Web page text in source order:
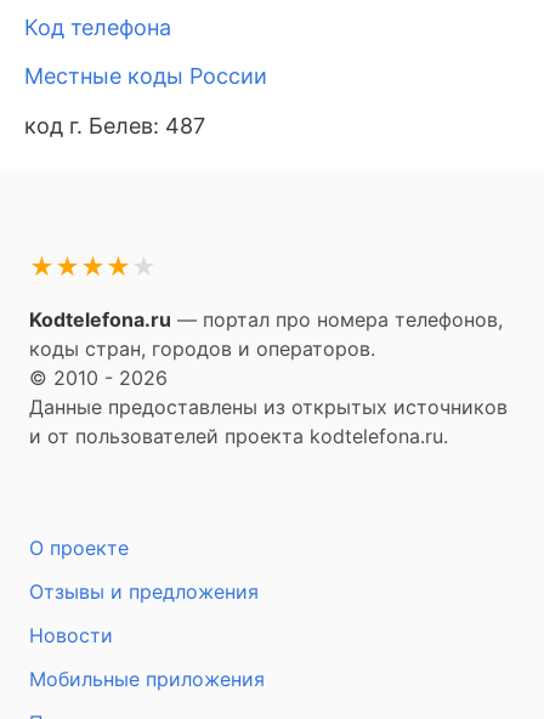
Код телефона
Местные коды России
код г. Белев: 487
★
★
★
★
★
Kodtelefona.ru — портал про номера телефонов,
коды стран, городов и операторов.
© 2010 - 2026
Данные предоставлены из открытых источников
и от пользователей проекта kodtelefona.ru.
О проекте
Отзывы и предложения
Новости
Мобильные приложения